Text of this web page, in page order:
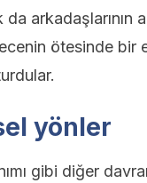
arkadaşlarının
ötesinde
yönler
gibi diğer